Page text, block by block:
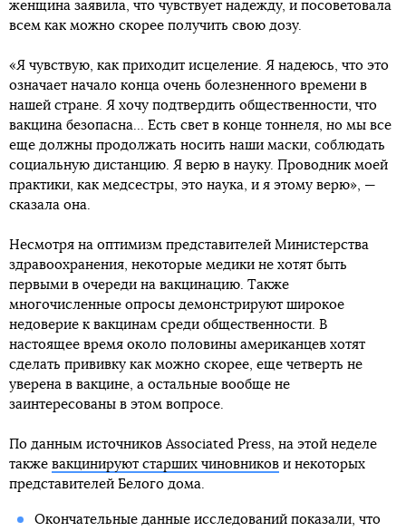
женщина заявила, что чувствует надежду, и посоветовала
всем как можно скорее получить свою дозу.
«Я чувствую, как приходит исцеление. Я надеюсь, что это
означает начало конца очень болезненного времени в
нашей стране. Я хочу подтвердить общественности, что
вакцина безопасна... Есть свет в конце тоннеля, но мы все
еще должны продолжать носить наши маски, соблюдать
социальную дистанцию. Я верю в науку. Проводник моей
практики, как медсестры, это наука, и я этому верю», —
сказала она.
Несмотря на оптимизм представителей Министерства
здравоохранения, некоторые медики не хотят быть
первыми в очереди на вакцинацию. Также
многочисленные опросы демонстрируют широкое
недоверие к вакцинам среди общественности. В
настоящее время около половины американцев хотят
сделать прививку как можно скорее, еще четверть не
уверена в вакцине, а остальные вообще не
заинтересованы в этом вопросе.
По данным источников Associated Press, на этой неделе
также вакцинируют старших чиновников и некоторых
представителей Белого дома.
Окончательные данные исследований показали, что